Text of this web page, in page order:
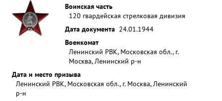
Воинская часть
120 гвардейская стрелковая дивизия
Дата документа 24.01.1944
Военкомат
Ленинский РВК, Московская обл., г.
Москва, Ленинский р-н
Дата и место призыва
Ленинский РВК, Московская обл., г. Москва, Ленинский
р-н